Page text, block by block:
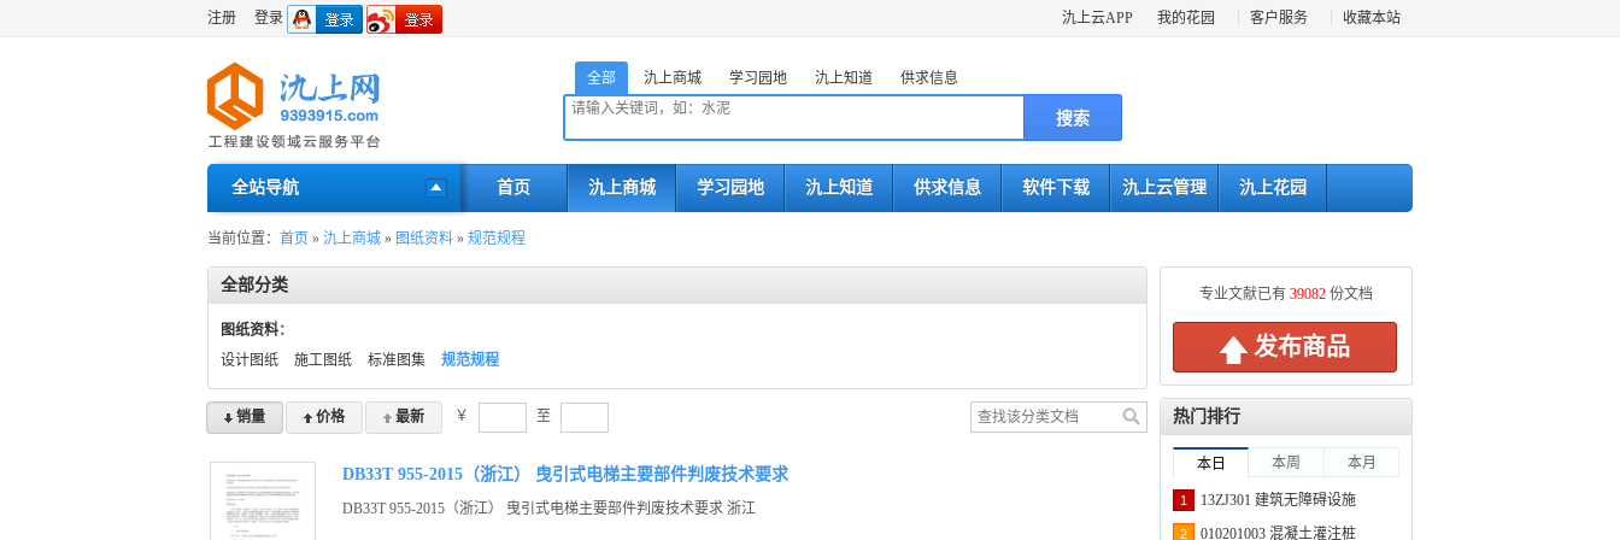
氿上云APP 我的花园 客户服务 收藏本站
注册 登录
全部 氿上商城 学习园地 氿上知道 供求信息
搜索
全站导航 首页 氿上商城 学习园地 氿上知道 供求信息 软件下载 氿上云管理 氿上花园
当前位置： 首页 » 氿上商城 » 图纸资料 » 规范规程
全部分类
图纸资料：
设计图纸
施工图纸 标准图集 规范规程
销量 价格 最新 ￥ 至
DB33T 955-2015（浙江） 曳引式电梯主要部件判废技术要求
DB33T 955-2015（浙江） 曳引式电梯主要部件判废技术要求 浙江
专业文献已有 39082 份文档
发布商品
热门排行
本日 本周 本月
1 13ZJ301 建筑无障碍设施
2 010201003 混凝土灌注桩